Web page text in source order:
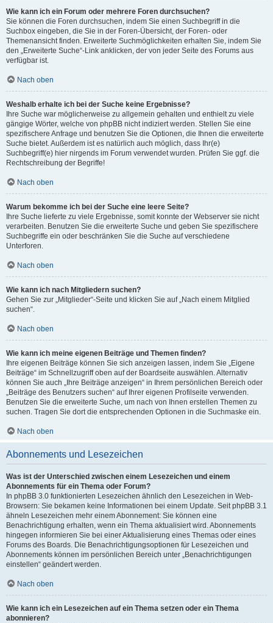
Wie kann ich ein Forum oder mehrere Foren durchsuchen?
Sie können die Foren durchsuchen, indem Sie einen Suchbegriff in die
Suchbox eingeben, die Sie in der Foren-Übersicht, der Foren- oder
Themenansicht finden. Erweiterte Suchmöglichkeiten erhalten Sie, indem Sie
den „Erweiterte Suche“-Link anklicken, der von jeder Seite des Forums aus
verfügbar ist.
Nach oben
Weshalb erhalte ich bei der Suche keine Ergebnisse?
Ihre Suche war möglicherweise zu allgemein gehalten und enthielt zu viele
gängige Wörter, welche von phpBB nicht indiziert werden. Stellen Sie eine
spezifischere Anfrage und benutzen Sie die Optionen, die Ihnen die erweiterte
Suche bietet. Außerdem ist es natürlich auch möglich, dass Ihr(e)
Suchbegriff(e) hier nirgends im Forum verwendet wurden. Prüfen Sie ggf. die
Rechtschreibung der Begriffe!
Nach oben
Warum bekomme ich bei der Suche eine leere Seite?
Ihre Suche lieferte zu viele Ergebnisse, somit konnte der Webserver sie nicht
verarbeiten. Benutzen Sie die erweiterte Suche und geben Sie spezifischere
Suchbegriffe ein oder beschränken Sie die Suche auf verschiedene
Unterforen.
Nach oben
Wie kann ich nach Mitgliedern suchen?
Gehen Sie zur „Mitglieder“-Seite und klicken Sie auf „Nach einem Mitglied
suchen“.
Nach oben
Wie kann ich meine eigenen Beiträge und Themen finden?
Ihre eigenen Beiträge können Sie sich anzeigen lassen, indem Sie „Eigene
Beiträge“ im Schnellzugriff oben auf der Boardseite auswählen. Alternativ
können Sie auch „Ihre Beiträge anzeigen“ in Ihrem persönlichen Bereich oder
„Beiträge des Benutzers suchen“ auf Ihrer eigenen Profilseite verwenden.
Benutzen Sie die erweiterte Suche, um nach von Ihnen erstellen Themen zu
suchen. Tragen Sie dort die entsprechenden Optionen in die Suchmaske ein.
Nach oben
Abonnements und Lesezeichen
Was ist der Unterschied zwischen einem Lesezeichen und einem
Abonnements für ein Thema oder Forum?
In phpBB 3.0 funktionierten Lesezeichen ähnlich den Lesezeichen in Web-
Browsern: Sie bekamen keine Informationen bei einem Update. Seit phpBB 3.1
ähneln Lesezeichen mehr einem Abonnement: Sie können eine
Benachrichtigung erhalten, wenn ein Thema aktualisiert wird. Abonnements
hingegen informieren Sie bei einer Aktualisierung eines Themas oder eines
Forums des Boards. Die Benachrichtigungsoptionen für Lesezeichen und
Abonnements können im persönlichen Bereich unter „Benachrichtigungen
einstellen“ geändert werden.
Nach oben
Wie kann ich ein Lesezeichen auf ein Thema setzen oder ein Thema
abonnieren?